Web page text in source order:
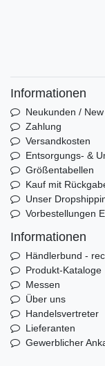
Informationen
Neukunden /
Zahlung
Versandkosten
Entsorgungs- &
Größentabellen
Kauf mit
Unser
Vorbestellungen
Informationen
Händlerbund -
Produkt-Kataloge
Messen
Über uns
Handelsvertreter
Lieferanten
Gewerblicher